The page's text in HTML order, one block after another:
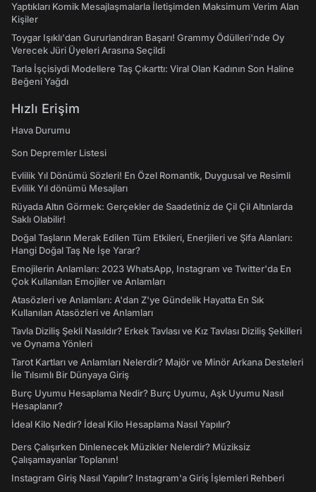
Yaptıkları Komik Mesajlaşmalarla İletişimden Maksimum Verim Alan
Kişiler
Toygar Işıklı'dan Gururlandıran Başarı! Grammy Ödülleri'nde Oy
Verecek Jüri Üyeleri Arasına Seçildi
Tarla İşçisiydi Modellere Taş Çıkarttı: Viral Olan Kadının Son Haline
Beğeni Yağdı
Hızlı Erişim
Hava Durumu
Son Depremler Listesi
Evlilik Yıl Dönümü Sözleri! En Özel Romantik, Duygusal ve Resimli
Evlilik Yıl dönümü Mesajları
Rüyada Altın Görmek: Gerçekler de Saadetiniz de Çil Çil Altınlarda
Saklı Olabilir!
Doğal Taşların Merak Edilen Tüm Etkileri, Enerjileri ve Şifa Alanları:
Hangi Doğal Taş Ne İşe Yarar?
Emojilerin Anlamları: 2023 WhatsApp, Instagram ve Twitter'da En
Çok Kullanılan Emojiler ve Anlamları
Atasözleri ve Anlamları: A'dan Z'ye Gündelik Hayatta En Sık
Kullanılan Atasözleri ve Anlamları
Tavla Diziliş Şekli Nasıldır? Erkek Tavlası ve Kız Tavlası Diziliş Şekilleri
ve Oynama Yönleri
Tarot Kartları ve Anlamları Nelerdir? Majör ve Minör Arkana Desteleri
İle Tılsımlı Bir Dünyaya Giriş
Burç Uyumu Hesaplama Nedir? Burç Uyumu, Aşk Uyumu Nasıl
Hesaplanır?
İdeal Kilo Nedir? İdeal Kilo Hesaplama Nasıl Yapılır?
Ders Çalışırken Dinlenecek Müzikler Nelerdir? Müziksiz
Çalışamayanlar Toplanın!
Instagram Giriş Nasıl Yapılır? Instagram'a Giriş İşlemleri Rehberi